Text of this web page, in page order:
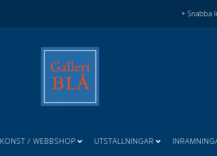
+ Snabba
KONST / WEBBSHOP UTSTÄLLNINGAR